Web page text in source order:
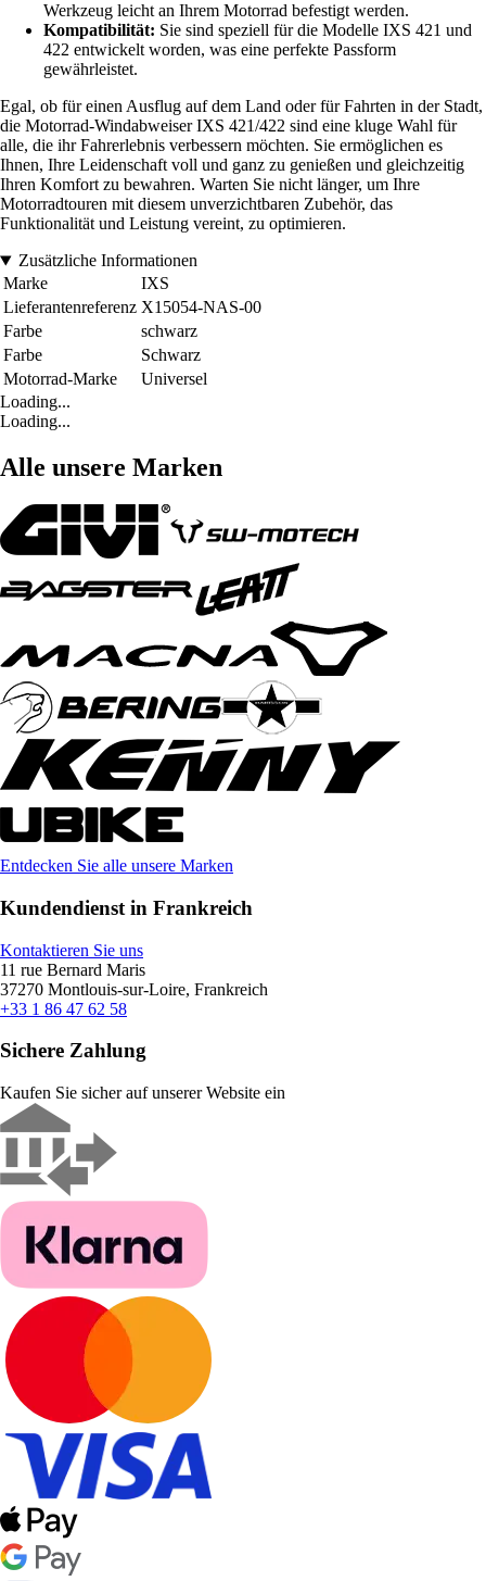
Werkzeug leicht an Ihrem Motorrad befestigt werden.
Kompatibilität: Sie sind speziell für die Modelle IXS 421 und
422 entwickelt worden, was eine perfekte Passform
gewährleistet.
Egal, ob für einen Ausflug auf dem Land oder für Fahrten in der Stadt,
die Motorrad-Windabweiser IXS 421/422 sind eine kluge Wahl für
alle, die ihr Fahrerlebnis verbessern möchten. Sie ermöglichen es
Ihnen, Ihre Leidenschaft voll und ganz zu genießen und gleichzeitig
Ihren Komfort zu bewahren. Warten Sie nicht länger, um Ihre
Motorradtouren mit diesem unverzichtbaren Zubehör, das
Funktionalität und Leistung vereint, zu optimieren.
Zusätzliche Informationen
Marke
IXS
Lieferantenreferenz X15054-NAS-00
Farbe
schwarz
Farbe
Schwarz
Motorrad-Marke
Universel
Loading...
Loading...
Alle unsere Marken
Entdecken Sie alle unsere Marken
Kundendienst in Frankreich
Kontaktieren Sie uns
11 rue Bernard Maris
37270 Montlouis-sur-Loire, Frankreich
+33 1 86 47 62 58
Sichere Zahlung
Kaufen Sie sicher auf unserer Website ein